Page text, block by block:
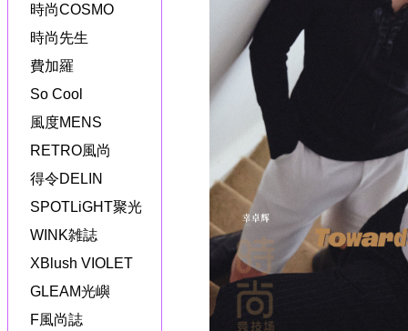
時尚COSMO
時尚先生
費加羅
So Cool
風度MENS
RETRO風尚
得令DELIN
SPOTLiGHT聚光
WINK雑誌
XBlush VIOLET
GLEAM光嶼
F風尚誌